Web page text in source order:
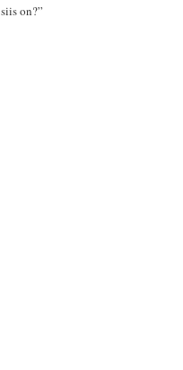
siis on?”